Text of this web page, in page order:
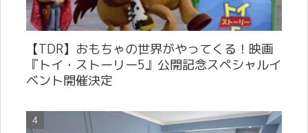
【TDR】おもちゃの世界がやってくる！映画
『トイ・ストーリー5』公開記念スペシャルイ
ベント開催決定